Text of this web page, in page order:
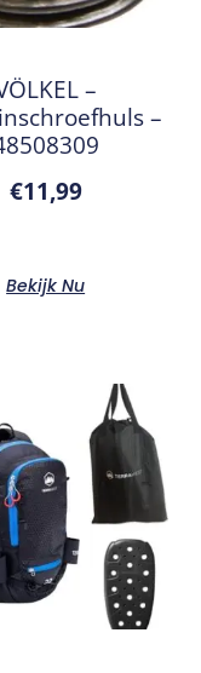
–
–
€11,99
Bekijk Nu